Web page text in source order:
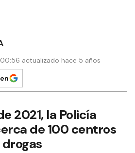
00:56 actualizado hace 5 años
2021, la Policía
de 100 centros